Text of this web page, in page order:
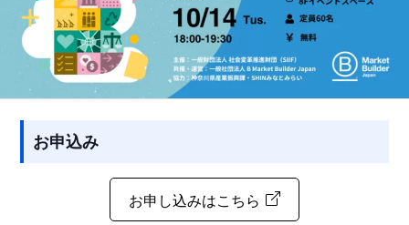
お申込み
お申し込みはこちら